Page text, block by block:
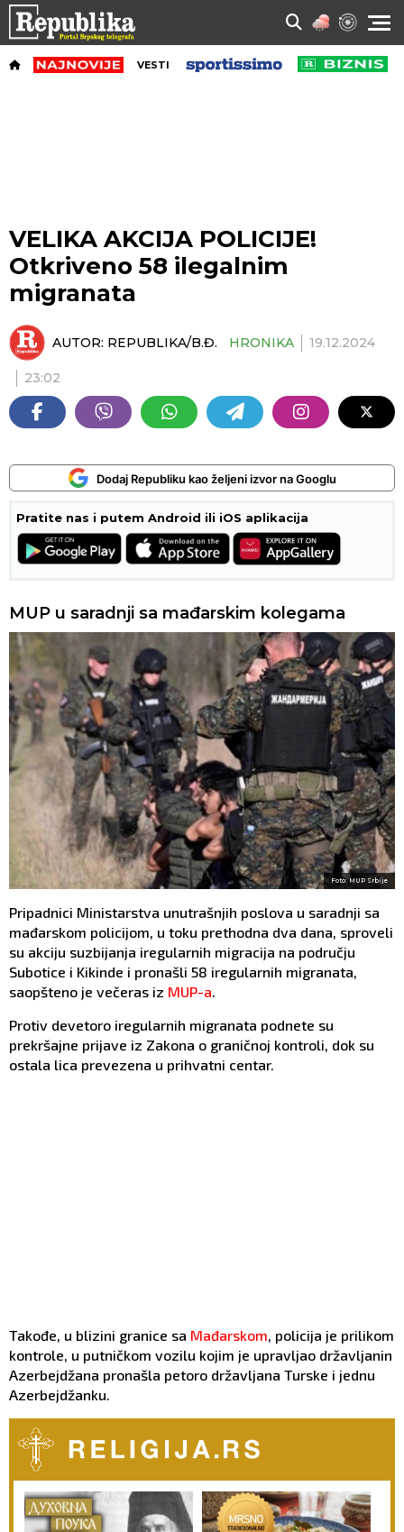
VESTI
VELIKA AKCIJA POLICIJE!
Otkriveno 58 ilegalnim
migranata
AUTOR: REPUBLIKA/B.Đ. HRONIKA 19.12.2024
23:02
Dodaj Republiku kao željeni izvor na Googlu
Pratite nas i putem Android ili iOS aplikacija
MUP u saradnji sa mađarskim kolegama
Foto: MUP Srbije
Pripadnici Ministarstva unutrašnjih poslova u saradnji sa
mađarskom policijom, u toku prethodna dva dana, sproveli
su akciju suzbijanja iregularnih migracija na području
Subotice i Kikinde i pronašli 58 iregularnih migranata,
saopšteno je večeras iz MUP-a.
Protiv devetoro iregularnih migranata podnete su
prekršajne prijave iz Zakona o graničnoj kontroli, dok su
ostala lica prevezena u prihvatni centar.
Takođe, u blizini granice sa Mađarskom, policija je prilikom
kontrole, u putničkom vozilu kojim je upravljao državljanin
Azerbejdžana pronašla petoro državljana Turske i jednu
Azerbejdžanku.